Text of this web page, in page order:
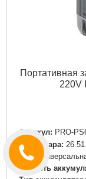
Портативная
220V
Артикул: PRO-
Код товара:
Tип:
Емкость